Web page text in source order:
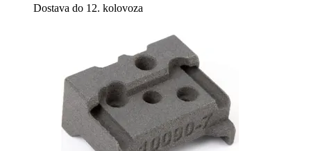
Dostava do 12. kolovoza